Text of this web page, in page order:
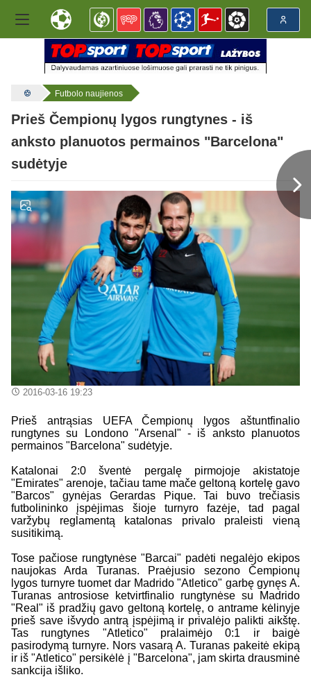
Futbolo naujienos
Prieš Čempionų lygos rungtynes - iš
anksto planuotos permainos "Barcelona"
sudėtyje
2016-03-16 19:23
Prieš antrąsias UEFA Čempionų lygos aštuntfinalio
rungtynes su Londono "Arsenal" - iš anksto planuotos
permainos "Barcelona" sudėtyje.
Katalonai 2:0 šventė pergalę pirmojoje akistatoje
"Emirates" arenoje, tačiau tame mače geltoną kortelę gavo
"Barcos" gynėjas Gerardas Pique. Tai buvo trečiasis
futbolininko įspėjimas šioje turnyro fazėje, tad pagal
varžybų reglamentą katalonas privalo praleisti vieną
susitikimą.
Tose pačiose rungtynėse "Barcai" padėti negalėjo ekipos
naujokas Arda Turanas. Praėjusio sezono Čempionų
lygos turnyre tuomet dar Madrido "Atletico" garbę gynęs A.
Turanas antrosiose ketvirtfinalio rungtynėse su Madrido
"Real" iš pradžių gavo geltoną kortelę, o antrame kėlinyje
prieš save išvydo antrą įspėjimą ir privalėjo palikti aikštę.
Tas rungtynes "Atletico" pralaimėjo 0:1 ir baigė
pasirodymą turnyre. Nors vasarą A. Turanas pakeitė ekipą
ir iš "Atletico" persikėlė į "Barcelona", jam skirta drausminė
sankcija išliko.